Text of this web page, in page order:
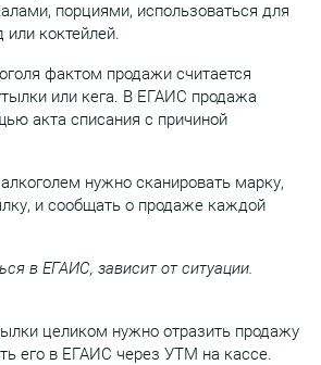
порциями, использоваться для
или коктейлей.
фактом продажи считается
или кега. В ЕГАИС продажа
акта списания с причиной
нужно сканировать марку,
и сообщать о продаже каждой
в ЕГАИС, зависит от ситуации.
целиком нужно отразить продажу
его в ЕГАИС через УТМ на кассе.